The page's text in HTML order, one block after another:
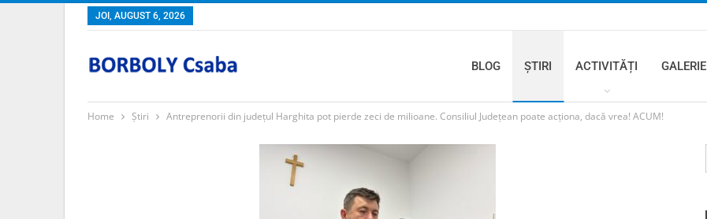
JOI, AUGUST 6, 2026
BLOG ȘTIRI ACTIVITĂȚI GALERIE
Home Știri Antreprenorii din județul Harghita pot pierde zeci de milioane. Consiliul Județean poate acționa, dacă vrea! ACUM!